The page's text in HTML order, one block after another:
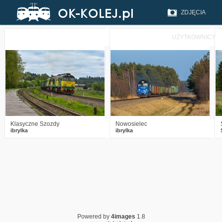
ZDJĘCIA
UŻYTKOWNICY
Klasyczne Szozdy
ibrylka
1611 22
Nowosielec
ibrylka
Powered by 4images 1.8